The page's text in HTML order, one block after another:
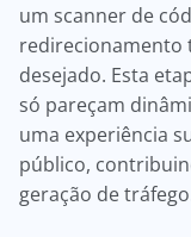
um scanner de
redirecionamento
desejado. Esta
só pareçam
uma experiência
público,
geração de